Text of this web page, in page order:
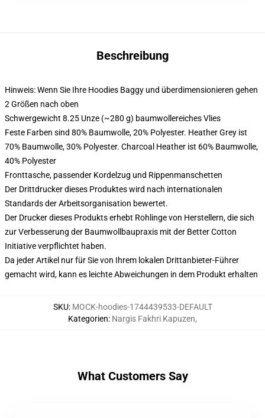
Beschreibung
Hinweis: Wenn Sie Ihre Hoodies Baggy und überdimensionieren gehen
2 Größen nach oben
Schwergewicht 8.25 Unze (~280 g) baumwollereiches Vlies
Feste Farben sind 80% Baumwolle, 20% Polyester. Heather Grey ist
70% Baumwolle, 30% Polyester. Charcoal Heather ist 60% Baumwolle,
40% Polyester
Fronttasche, passender Kordelzug und Rippenmanschetten
Der Drittdrucker dieses Produktes wird nach internationalen
Standards der Arbeitsorganisation bewertet.
Der Drucker dieses Produkts erhebt Rohlinge von Herstellern, die sich
zur Verbesserung der Baumwollbaupraxis mit der Better Cotton
Initiative verpflichtet haben.
Da jeder Artikel nur für Sie von Ihrem lokalen Drittanbieter-Führer
gemacht wird, kann es leichte Abweichungen in dem Produkt erhalten
SKU: MOCK-hoodies-1744439533-DEFAULT
Kategorien: Nargis Fakhri Kapuzen,
What Customers Say